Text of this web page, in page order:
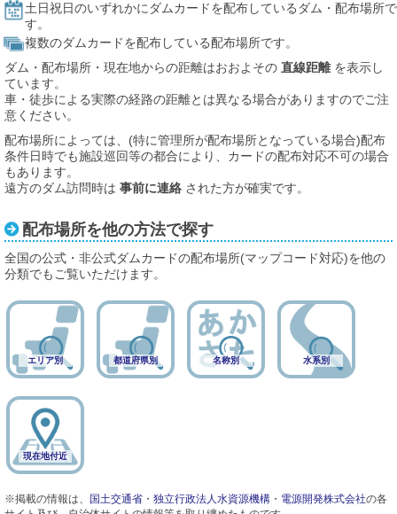
土日祝日のいずれかにダムカードを配布しているダム・配布場所で
す。
複数のダムカードを配布している配布場所です。
ダム・配布場所・現在地からの距離はおおよその 直線距離を表示し
ています。
車・徒歩による実際の経路の距離とは異なる場合がありますのでご注
意ください。
配布場所によっては、(特に管理所が配布場所となっている場合)配布
条件日時でも施設巡回等の都合により、カードの配布対応不可の場合
もあります。
遠方のダム訪問時は 事前に連絡 された方が確実です。
配布場所を他の方法で探す
全国の公式・非公式ダムカードの配布場所(マップコード対応)を他の
分類でもご覧いただけます。
エリア別 都道府県別 名称別 水系別
現在地付近
※掲載の情報は、 国土交通省 ・ 独立行政法人水資源機構 ・ 電源開発株式会社の各